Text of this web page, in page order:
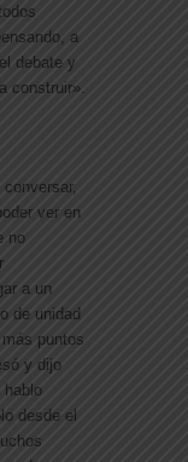
a
debate y
construir».
ver en
no
a un
de unidad
puntos
y dijo
hablo
desde el